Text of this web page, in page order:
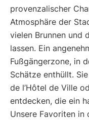
provenzalischer
Atmosphäre der
vielen Brunnen und
lassen. Ein
Fußgängerzone, in
Schätze enthüllt.
de l’Hôtel de Ville
entdecken, die ein
Unsere Favoriten in